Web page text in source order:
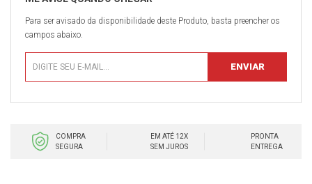
Para ser avisado da disponibilidade deste Produto, basta preencher os
campos abaixo.
COMPRA
SEGURA
EM ATÉ 12X
SEM JUROS
PRONTA
ENTREGA